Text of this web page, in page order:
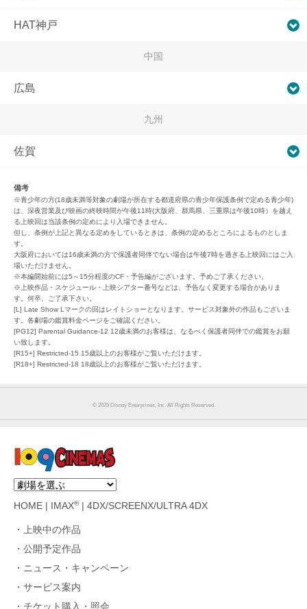
HAT神戸
中国
広島
九州
佐賀
備考
※青少年の方(18歳未満等対象の劇場が所在する都道府県の青少年保護条例で定める青少年)
は、深夜営業及び映画の終映時間が午後11時(大阪府、群馬県、三重県は午後10時）を越え
る上映回は当該条例の定めにより入場できません。
但し、条例が上記と異なる定めをしているときは、条例の定めるところによるものとしま
す。
大阪府においては16歳未満の方で保護者同伴でない場合は午後7時を過ぎる上映回にはご入
場いただけません。
※本編開始前には5～15分程度のCF・予告編がございます。予めご了承ください。
※上映作品・スケジュール・上映シアター番号などは、予告なく変更する場合がありま
す。何卒、ご了承下さい。
[L] Late Show Lマークの回はレイトショーとなります。サービス対象外の作品もございま
す。各劇場の鑑賞料金ページをご確認ください。
[PG12] Parental Guidance-12 12歳未満のお客様は、なるべく保護者同伴での鑑賞をお願
い致します。
[R15+] Restricted-15 15歳以上のお客様がご覧いただけます。
[R18+] Restricted-18 18歳以上のお客様がご覧いただけます。
© 2025 Disney Enterprises, Inc. All Rights Reserved.
HOME IMAX®| 4DX/SCREENX/ULTRA 4DX
上映中の作品
公開予定作品
ニュース・キャンペーン
サービス案内
チケット購入・照会